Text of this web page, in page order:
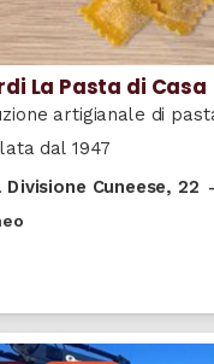
La Pasta di Casa
artigianale di
dal 1947
Divisione Cuneese, 22 -